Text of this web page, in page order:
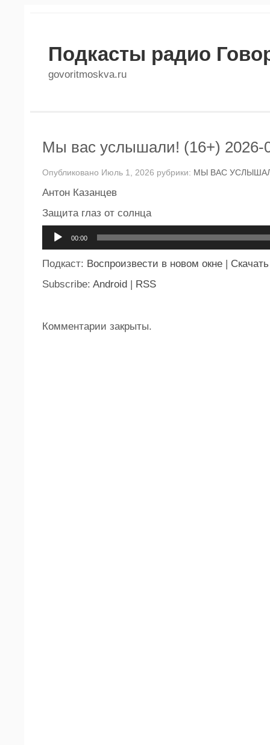
Подкасты радио
govoritmoskva.ru
Мы вас услышали! (16+) 2026-
Опубликовано Июль 1, 2026 рубрики: МЫ ВАС
Антон Казанцев
Защита глаз от солнца
00:00
Подкаст: Воспроизвести в новом окне | Скачать
Subscribe: Android | RSS
Комментарии закрыты.